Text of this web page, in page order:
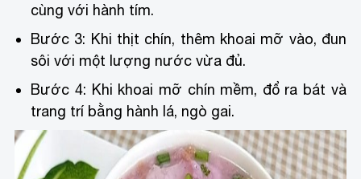
cùng với hành tím.
Bước 3: Khi thịt chín, thêm khoai mỡ vào, đun
sôi với một lượng nước vừa đủ.
Bước 4: Khi khoai mỡ chín mềm, đổ ra bát và
trang trí bằng hành lá, ngò gai.